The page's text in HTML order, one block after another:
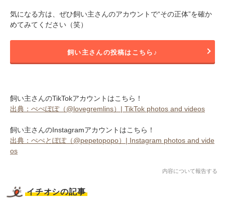
気になる方は、ぜひ飼い主さんのアカウントで“その正体”を確か
めてみてください（笑）
飼い主さんの投稿はこちら♪
飼い主さんのTikTokアカウントはこちら！
出典：ぺぺぽぽ（@lovegremlins）| TikTok photos and videos
飼い主さんのInstagramアカウントはこちら！
出典：ぺぺとぽぽ（@pepetopopo）| Instagram photos and vide
os
内容について報告する
イチオシの記事